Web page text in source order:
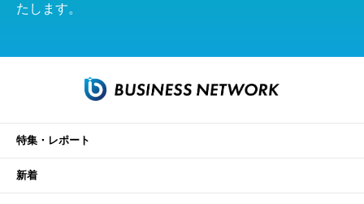
たします。
特集・レポート
新着